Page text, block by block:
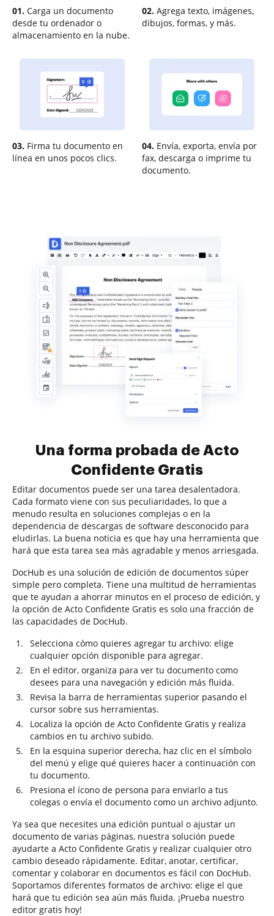
01. Carga un documento
desde tu ordenador o
almacenamiento en la nube.
02. Agrega texto, imágenes,
dibujos, formas, y más.
03. Firma tu documento en
línea en unos pocos clics.
04. Envía, exporta, envía por
fax, descarga o imprime tu
documento.
Una forma probada de Acto
Confidente Gratis
Editar documentos puede ser una tarea desalentadora.
Cada formato viene con sus peculiaridades, lo que a
menudo resulta en soluciones complejas o en la
dependencia de descargas de software desconocido para
eludirlas. La buena noticia es que hay una herramienta que
hará que esta tarea sea más agradable y menos arriesgada.
DocHub es una solución de edición de documentos súper
simple pero completa. Tiene una multitud de herramientas
que te ayudan a ahorrar minutos en el proceso de edición, y
la opción de Acto Confidente Gratis es solo una fracción de
las capacidades de DocHub.
Selecciona cómo quieres agregar tu archivo: elige
cualquier opción disponible para agregar.
En el editor, organiza para ver tu documento como
desees para una navegación y edición más fluida.
Revisa la barra de herramientas superior pasando el
cursor sobre sus herramientas.
Localiza la opción de Acto Confidente Gratis y realiza
cambios en tu archivo subido.
En la esquina superior derecha, haz clic en el símbolo
del menú y elige qué quieres hacer a continuación con
tu documento.
Presiona el ícono de persona para enviarlo a tus
colegas o envía el documento como un archivo adjunto.
Ya sea que necesites una edición puntual o ajustar un
documento de varias páginas, nuestra solución puede
ayudarte a Acto Confidente Gratis y realizar cualquier otro
cambio deseado rápidamente. Editar, anotar, certificar,
comentar y colaborar en documentos es fácil con DocHub.
Soportamos diferentes formatos de archivo: elige el que
hará que tu edición sea aún más fluida. ¡Prueba nuestro
editor gratis hoy!